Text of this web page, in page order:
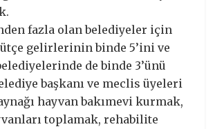
fazla olan belediyeler için
gelirlerinin binde 5’ini ve
de binde 3’ünü
başkanı ve meclis üyeleri
hayvan bakımevi kurmak,
toplamak, rehabilite